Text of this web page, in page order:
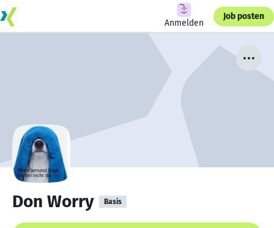
Anmelden
Job posten
Don Worry Basis